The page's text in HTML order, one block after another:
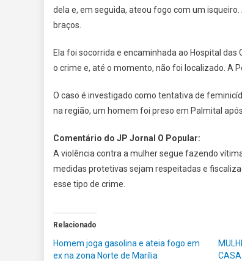
dela e, em seguida, ateou fogo com um
braços.
Ela foi socorrida e encaminhada ao Hospital
o crime e, até o momento, não foi localizado. A
O caso é investigado como tentativa de
na região, um homem foi preso em Palmital
Comentário do JP Jornal O Popular:
A violência contra a mulher segue fazendo
medidas protetivas sejam respeitadas e
esse tipo de crime.
Relacionado
Homem joga gasolina e ateia fogo em
ex na zona Norte de Marília
CASA